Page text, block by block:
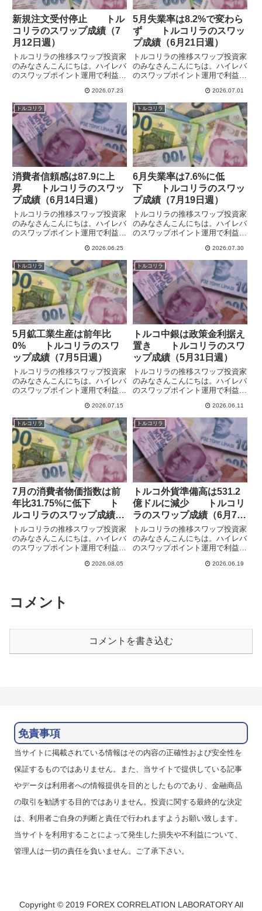
新規注文受付停止 トル
コリラのスワップ成績（7
月12日週）
トルコリラの推移スワップ投資家
のみなさんこんにちは。ハイレバ
のスワップポイント運用で利益を
トルコリラからは1年ほど遠ざか
っていましたが、政府・日銀の為
替介入で下げたところで久しぶり
に参入しています。リスク軽減
の...
2026.07.23
5月失業率は8.2%で変わら
ず トルコリラのスワッ
プ成績（6月21日週）
トルコリラの推移スワップ投資家
のみなさんこんにちは。ハイレバ
のスワップポイント運用で利益を
トルコリラからは1年ほど遠ざか
っていましたが、政府・日銀の為
替介入で下げたところで久しぶり
に参入しています。いつも通り
早...
2026.07.01
トルコリラ
消費者信頼感は87.9に上
昇 トルコリラのスワッ
プ成績（6月14日週）
トルコリラの推移スワップ投資家
のみなさんこんにちは。ハイレバ
のスワップポイント運用で利益を
トルコリラからは長いこと遠ざか
っていましたが、政府・日銀の為
替介入で下げたところで久しぶり
に参入しています。いつも通り
早...
2026.06.25
トルコリラ
6月失業率は7.6%に低
下 トルコリラのスワッ
プ成績（7月19日週）
トルコリラの推移スワップ投資家
のみなさんこんにちは。ハイレバ
のスワップポイント運用で利益を
トルコリラからは1年ほど遠ざか
っていましたが、政府・日銀の為
替介入で下げたところで久しぶり
に参入しています。リスク軽減
の...
2026.07.30
トルコリラ
5月鉱工業生産は前年比
0% トルコリラのスワ
ップ成績（7月5日週）
トルコリラの推移スワップ投資家
のみなさんこんにちは。ハイレバ
のスワップポイント運用で利益を
トルコリラからは1年ほど遠ざか
っていましたが、政府・日銀の為
替介入で下げたところで久しぶり
に参入しています。リスク軽減
の...
2026.07.15
トルコリラ
トルコ中銀は政策金利据え
置き トルコリラのスワ
ップ成績（5月31日週）
トルコリラの推移スワップ投資家
のみなさんこんにちは。ハイレバ
のスワップポイント運用で利益を
トルコリラからは長いこと遠ざか
っていましたが、政府・日銀の為
替介入で下げたところで久しぶり
に参入しています。どうも自分
の...
2026.06.11
トルコリラ
7月の消費者物価指数は前
年比31.75%に低下 ト
ルコリラのスワップ成績
（7月26日週）
トルコリラの推移スワップ投資家
のみなさんこんにちは。ハイレバ
のスワップポイント運用で利益を
トルコリラからは1年ほど遠ざか
に参入しています。リスク軽減
の...
2026.08.05
トルコリラ
トルコ外貨準備高は531.2
億ドルに減少 トルコリ
ラのスワップ成績（6月7日
週）
トルコリラの推移スワップ投資家
のみなさんこんにちは。ハイレバ
のスワップポイント運用で利益を
トルコリラからは長いこと遠ざか
2026.06.19
コメント
コメントを書き込む
免責事項
当サイトに掲載されている情報はその内容の正確性および安全性を
保証するものではありません。また、当サイトで提供している記事
やデータは利用者への情報提供を目的としたものであり、金融商品
の取引を勧誘する目的ではありません。投資に関する最終的な決定
は、利用者ご自身の判断と責任で行われますようお願い致します。
当サイトを利用することによって発生した損失や不利益について、
管理人は一切の責任を負いません。ご了承下さい。
Copyright © 2019 FOREX CORRELATION LABORATORY All